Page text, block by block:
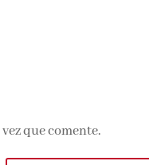
que comente.